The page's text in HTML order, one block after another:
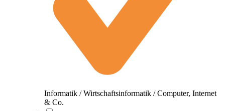
Informatik / Wirtschaftsinformatik / Computer, Internet
& Co.